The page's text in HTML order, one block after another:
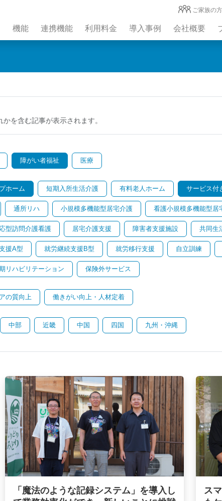
ご家族の
機能 連携機能 利用料金 導入事例 会社概要
を含む記事が表示されます。
障がい者福祉 医療
ホーム 短期入所生活介護 有料老人ホーム サービス付
通所リハ 小規模多機能型居宅介護 看護小規模多機能型居
型訪問介護看護 居宅介護支援 障害者支援施設 共同生
援A型 就労継続支援B型 就労移行支援 自立訓練
リハビリテーション 保険外サービス
の質向上 働きがい向上・人材定着
中部 近畿 中国 四国 九州・沖縄
「魔法のような記録システム」を導入し
ス